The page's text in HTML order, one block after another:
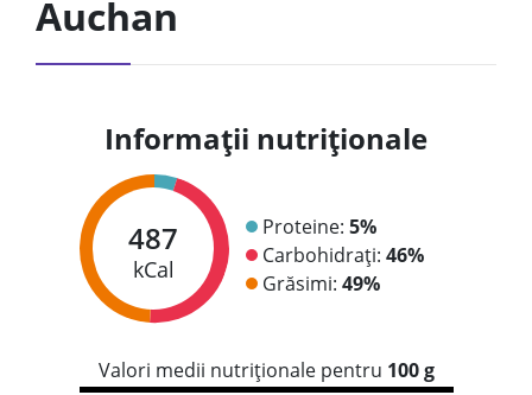
Auchan
Informații nutriționale
487
kCal
Proteine: 5%
Carbohidrați: 46%
Grăsimi: 49%
Valori medii nutriționale pentru 100 g